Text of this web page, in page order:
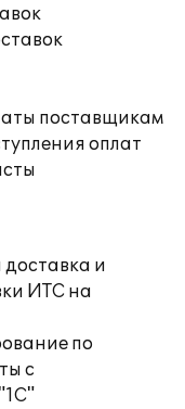
поставщикам
оплат
и
ИТС на
по
с